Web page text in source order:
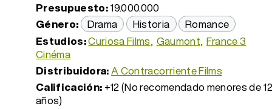
Presupuesto:19.000.000
Género: Drama Historia
Romance
Estudios:Curiosa Films Gaumont France 3
Cinéma
Distribuidora:A Contracorriente Films
Calificación: +12 (No recomendado menores de 12
años)